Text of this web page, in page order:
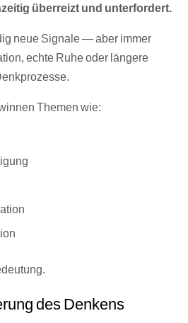
überreizt und unterfordert.
neue Signale — aber immer
echte Ruhe oder längere
Themen wie:
des Denkens